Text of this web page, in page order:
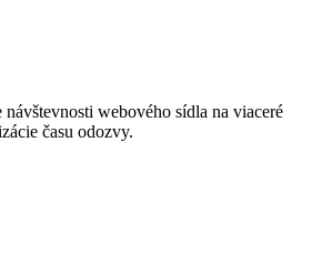
webového sídla na viaceré
času odozvy.